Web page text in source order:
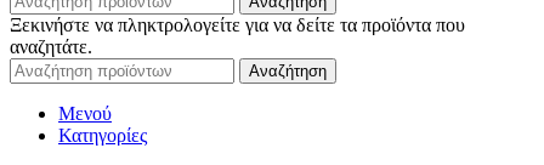
Ξεκινήστε να πληκτρολογείτε για να δείτε τα προϊόντα που
αναζητάτε.
Αναζήτηση
Μενού
Κατηγορίες